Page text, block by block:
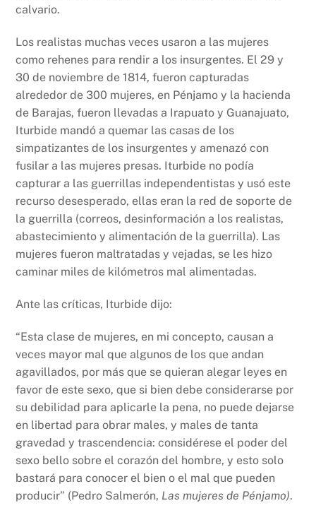
calvario.
Los realistas muchas veces usaron a las mujeres
como rehenes para rendir a los insurgentes. El 29 y
30 de noviembre de 1814, fueron capturadas
alrededor de 300 mujeres, en Pénjamo y la hacienda
de Barajas, fueron llevadas a Irapuato y Guanajuato,
Iturbide mandó a quemar las casas de los
simpatizantes de los insurgentes y amenazó con
fusilar a las mujeres presas. Iturbide no podía
capturar a las guerrillas independentistas y usó este
recurso desesperado, ellas eran la red de soporte de
la guerrilla (correos, desinformación a los realistas,
abastecimiento y alimentación de la guerrilla). Las
mujeres fueron maltratadas y vejadas, se les hizo
caminar miles de kilómetros mal alimentadas.
Ante las críticas, Iturbide dijo:
“Esta clase de mujeres, en mi concepto, causan a
veces mayor mal que algunos de los que andan
agavillados, por más que se quieran alegar leyes en
favor de este sexo, que si bien debe considerarse por
su debilidad para aplicarle la pena, no puede dejarse
en libertad para obrar males, y males de tanta
gravedad y trascendencia: considérese el poder del
sexo bello sobre el corazón del hombre, y esto solo
bastará para conocer el bien o el mal que pueden
producir” (Pedro Salmerón, Las mujeres de Pénjamo).